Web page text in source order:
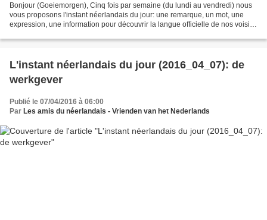
Bonjour (Goeiemorgen), Cinq fois par semaine (du lundi au vendredi) nous
vous proposons l'instant néerlandais du jour: une remarque, un mot, une
expression, une information pour découvrir la langue officielle de nos voisins
L'instant néerlandais du jour (2016_04_07): de
werkgever
Publié le 07/04/2016 à 06:00
Par Les amis du néerlandais - Vrienden van het Nederlands